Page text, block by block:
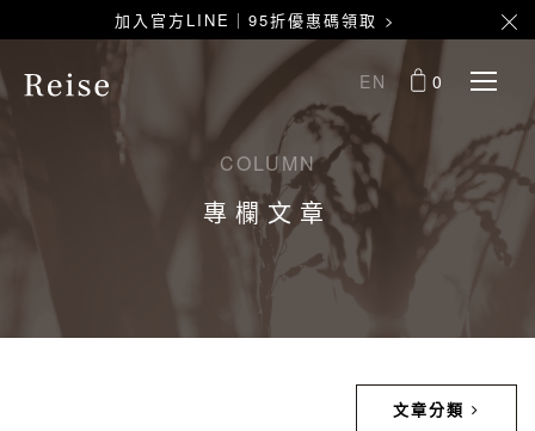
加入官方LINE｜95折優惠碼領取 >
EN 0
COLUMN
專欄文章
文章分類